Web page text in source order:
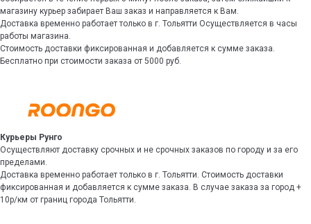
магазину курьер забирает Ваш заказ и направляется к Вам.
Доставка временно работает только в г. Тольятти Осуществляется в часы
работы магазина.
Стоимость доставки фиксированная и добавляется к сумме заказа.
Бесплатно при стоимости заказа от 5000 руб.
Курьеры Рунго
Осуществляют доставку срочных и не срочных заказов по городу и за его
пределами.
Доставка временно работает только в г. Тольятти. Стоимость доставки
фиксированная и добавляется к сумме заказа. В случае заказа за город +
10р/км от границ города Тольятти.